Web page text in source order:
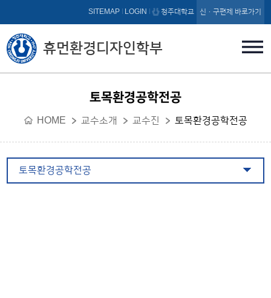
본문 바로가기
휴먼환경디자인학부
SITEMAP LOGIN 청주대학교 신·구편제 바로가기
토목환경공학전공
HOME 교수소개 교수진 토목환경공학전공
토목환경공학전공